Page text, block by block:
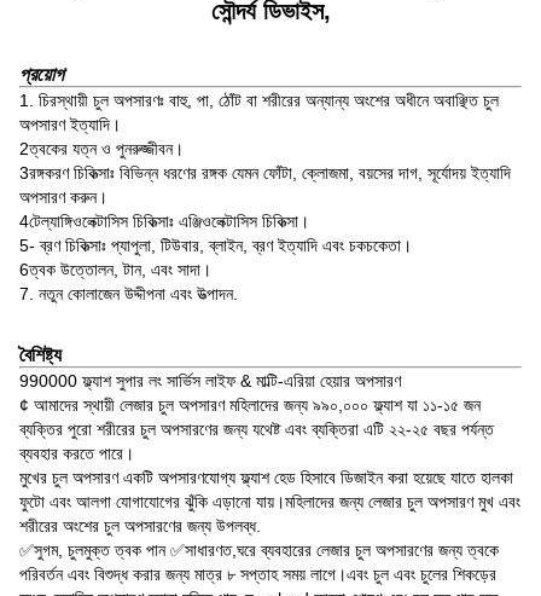
সৌন্দর্য ডিভাইস,
প্রয়োগ
1. চিরস্থায়ী চুল অপসারণঃ বাহু, পা, ঠোঁট বা শরীরের অন্যান্য অংশের অধীনে অবাঞ্ছিত চুল
অপসারণ ইত্যাদি।
2ত্বকের যত্ন ও পুনরুজ্জীবন।
3রঙ্গকরণ চিকিত্সাঃ বিভিন্ন ধরণের রঙ্গক যেমন ফোঁটা, ক্লোজমা, বয়সের দাগ, সূর্যোদয় ইত্যাদি
অপসারণ করুন।
4টেল্যাঙ্গিওলেক্টাসিস চিকিত্সাঃ এঞ্জিওলেক্টাসিস চিকিত্সা।
5- ব্রণ চিকিত্সাঃ প্যাপুলা, টিউবার, ব্লাইন, ব্রণ ইত্যাদি এবং চকচকেতা।
6ত্বক উত্তোলন, টান, এবং সাদা।
7. নতুন কোলাজেন উদ্দীপনা এবং উত্পাদন.
বৈশিষ্ট্য
990000 ফ্ল্যাশ সুপার লং সার্ভিস লাইফ & মাল্টি-এরিয়া হেয়ার অপসারণ
¢ আমাদের স্থায়ী লেজার চুল অপসারণ মহিলাদের জন্য ৯৯০,০০০ ফ্ল্যাশ যা ১১-১৫ জন
ব্যক্তির পুরো শরীরের চুল অপসারণের জন্য যথেষ্ট এবং ব্যক্তিরা এটি ২২-২৫ বছর পর্যন্ত
ব্যবহার করতে পারে।
মুখের চুল অপসারণ একটি অপসারণযোগ্য ফ্ল্যাশ হেড হিসাবে ডিজাইন করা হয়েছে যাতে হালকা
ফুটো এবং আলগা যোগাযোগের ঝুঁকি এড়ানো যায়।মহিলাদের জন্য লেজার চুল অপসারণ মুখ এবং
শরীরের অংশের চুল অপসারণের জন্য উপলব্ধ.
✅সুগম, চুলমুক্ত ত্বক পান ✅সাধারণত,ঘরে ব্যবহারের লেজার চুল অপসারণের জন্য ত্বকে
পরিবর্তন এবং বিশুদ্ধ করার জন্য মাত্র ৮ সপ্তাহ সময় লাগে।এবং চুল এবং চুলের শিকড়ের